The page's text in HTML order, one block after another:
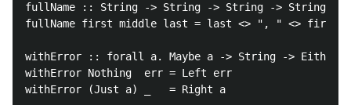
fullName :: String -> String -> String -> String
fullName first middle last = last <> ", " <> first
withError :: forall a. Maybe a -> String -> Either
withError Nothing  err = Left err
withError (Just a) _   = Right a